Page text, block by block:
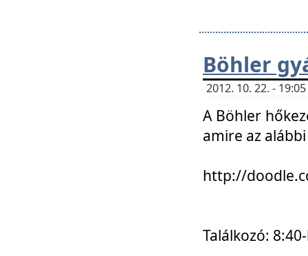
Böhler
2012. 10. 22. -
A Böhler
amire az
http://
Találkozó: